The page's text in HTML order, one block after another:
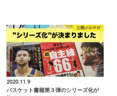
公開メルマガ
2020.11.9
バスケット書籍第３弾のシリーズ化が